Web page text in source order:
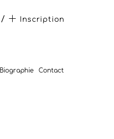
/ Inscription
Biographie Contact